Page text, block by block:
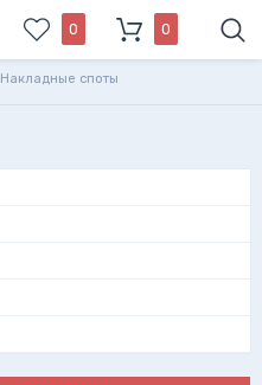
0 0
Накладные споты